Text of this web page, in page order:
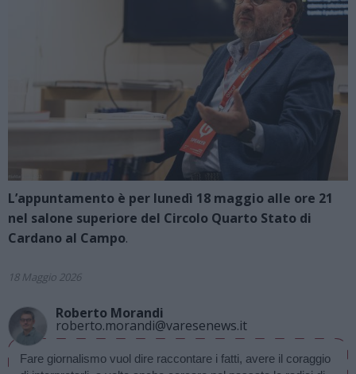
L’appuntamento è per lunedì 18 maggio alle ore 21
nel salone superiore del Circolo Quarto Stato di
Cardano al Campo.
18 Maggio 2026
Roberto Morandi
roberto.morandi@varesenews.it
Fare giornalismo vuol dire raccontare i fatti, avere il coraggio